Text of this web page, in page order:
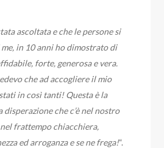
ascoltata e che le persone si
in 10 anni ho dimostrato di
forte, generosa e vera.
che ad accogliere il mio
in così tanti! Questa è la
che c’è nel nostro
frattempo chiacchiera,
ed arroganza e se ne frega!“.